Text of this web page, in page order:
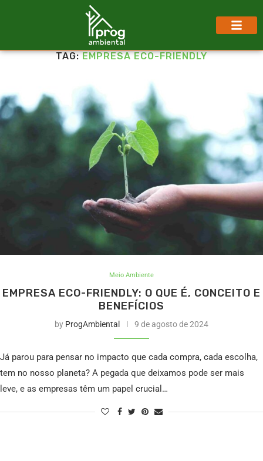
TAG:EMPRESA ECO-FRIENDLY
Meio Ambiente
EMPRESA ECO-FRIENDLY: O QUE É, CONCEITO E
BENEFÍCIOS
by ProgAmbiental 9 de agosto de 2024
Já parou para pensar no impacto que cada compra, cada escolha,
tem no nosso planeta? A pegada que deixamos pode ser mais
leve, e as empresas têm um papel crucial…